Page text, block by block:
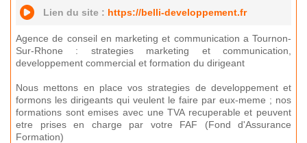
Lien du site : https://belli-developpement.fr
Agence de conseil en marketing et communication a Tournon-
Sur-Rhone : strategies marketing et communication,
developpement commercial et formation du dirigeant
Nous mettons en place vos strategies de developpement et
formons les dirigeants qui veulent le faire par eux-meme ; nos
formations sont emises avec une TVA recuperable et peuvent
etre prises en charge par votre FAF (Fond d'Assurance
Formation)